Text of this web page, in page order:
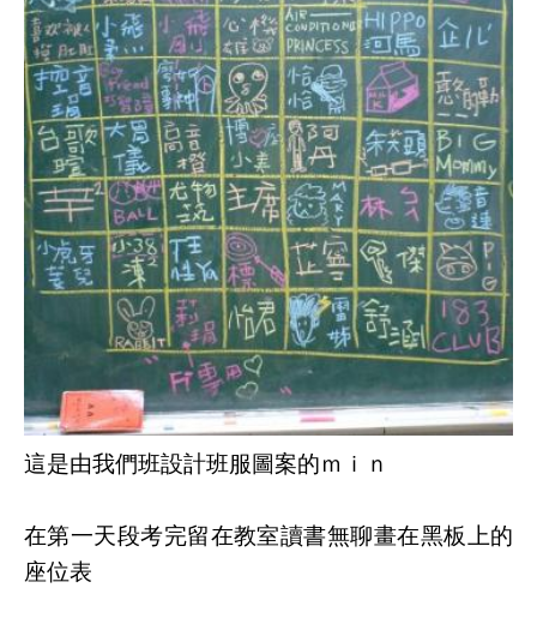
這是由我們班設計班服圖案的ｍｉｎ
在第一天段考完留在教室讀書無聊畫在黑板上的
座位表